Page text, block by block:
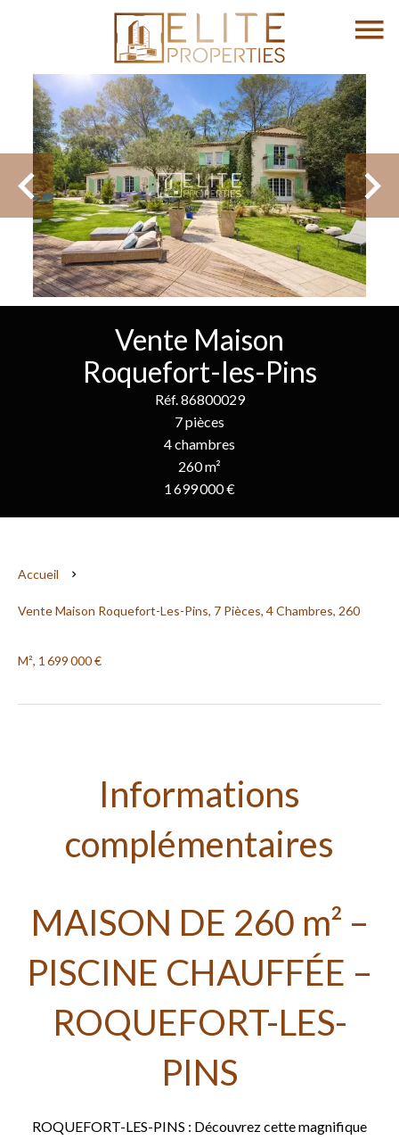
Vente Maison
Roquefort-les-Pins
Réf. 86800029
7 pièces
4 chambres
260 m²
1 699 000 €
Accueil
Vente Maison Roquefort-Les-Pins, 7 Pièces, 4 Chambres, 260
M², 1 699 000 €
Informations
complémentaires
MAISON DE 260 m² –
PISCINE CHAUFFÉE –
ROQUEFORT-LES-
PINS
ROQUEFORT-LES-PINS : Découvrez cette magnifique